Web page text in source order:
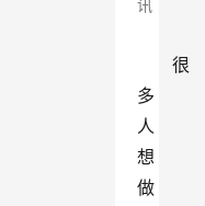
讯
很
多
人
想
做